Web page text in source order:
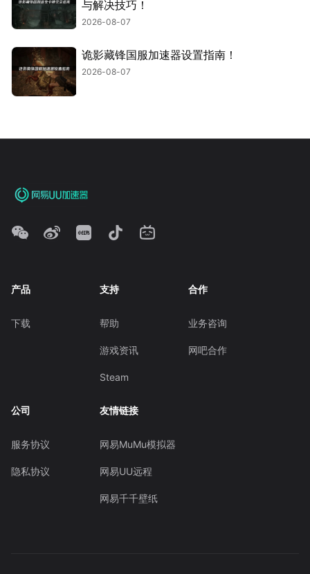
与解决技巧！
2026-08-07
诡影藏锋国服加速器设置指南！
2026-08-07
产品
下载
支持
帮助
游戏资讯
Steam
合作
业务咨询
网吧合作
公司
服务协议
隐私协议
友情链接
网易MuMu模拟器
网易UU远程
网易千千壁纸